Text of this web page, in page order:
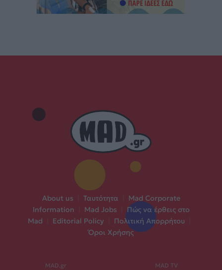
About us Ταυτότητα
Mad Corporate
Information
Mad Jobs
Πώς να έρθεις στο
Mad
Editorial Policy Πολιτική Απορρήτου
Όροι Χρήσης
MAD.gr MAD TV